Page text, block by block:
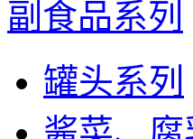
副食品系列
罐头系列